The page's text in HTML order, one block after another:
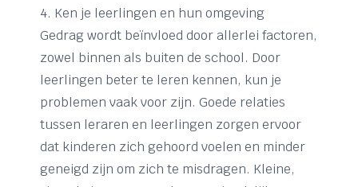
4. Ken je leerlingen en hun omgeving
Gedrag wordt beïnvloed door allerlei factoren,
zowel binnen als buiten de school. Door
leerlingen beter te leren kennen, kun je
problemen vaak voor zijn. Goede relaties
tussen leraren en leerlingen zorgen ervoor
dat kinderen zich gehoord voelen en minder
geneigd zijn om zich te misdragen. Kleine,